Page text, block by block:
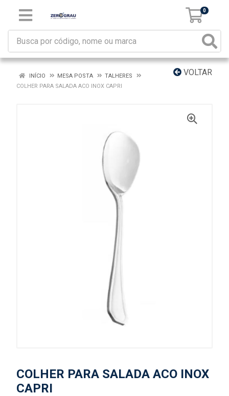
0
VOLTAR
INÍCIO MESA POSTA
TALHERES
COLHER PARA SALADA ACO INOX CAPRI
COLHER PARA SALADA ACO INOX
CAPRI